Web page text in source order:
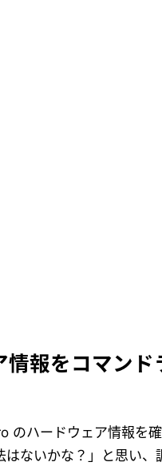
報をコマンド
のハードウェア情報を
ないかな？」と思い、